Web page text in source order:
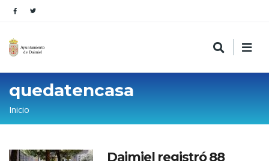
quedatencasa
Sobrescribir
enlaces
de
Inicio
Daimiel registró 88